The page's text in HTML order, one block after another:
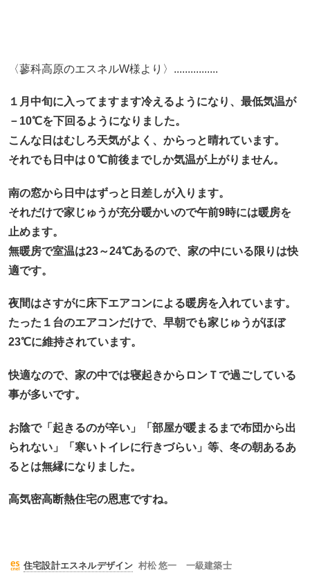
〈蓼科高原のエスネルW様より〉................
１月中旬に入ってますます冷えるようになり、最低気温が
－10℃を下回るようになりました。
こんな日はむしろ天気がよく、からっと晴れています。
それでも日中は０℃前後までしか気温が上がりません。
南の窓から日中はずっと日差しが入ります。
それだけで家じゅうが充分暖かいので午前9時には暖房を
止めます。
無暖房で室温は23～24℃あるので、家の中にいる限りは快
適です。
夜間はさすがに床下エアコンによる暖房を入れています。
たった１台のエアコンだけで、早朝でも家じゅうがほぼ
23℃に維持されています。
快適なので、家の中では寝起きからロンＴで過ごしている
事が多いです。
お陰で「起きるのが辛い」「部屋が暖まるまで布団から出
られない」「寒いトイレに行きづらい」等、冬の朝あるあ
るとは無縁になりました。
高気密高断熱住宅の恩恵ですね。